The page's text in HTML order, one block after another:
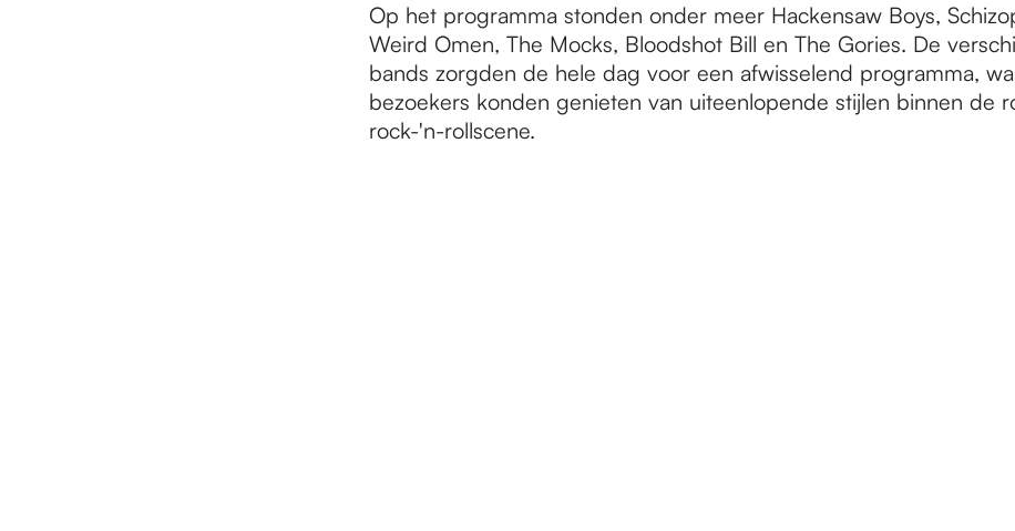
Op het programma stonden onder meer Hackensaw Boys,
Weird Omen, The Mocks, Bloodshot Bill en The Gories. De
bands zorgden de hele dag voor een afwisselend programma,
bezoekers konden genieten van uiteenlopende stijlen binnen de
rock-'n-rollscene.